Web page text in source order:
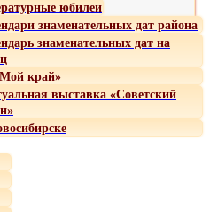
юбилеи
знаменательных дат района
знаменательных дат на
край»
выставка «Советский